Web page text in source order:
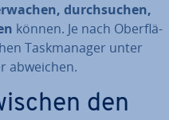
durch­su­chen,
können. Je nach Ober­flä­
Task­ma­na­ger unter
abweichen.
den